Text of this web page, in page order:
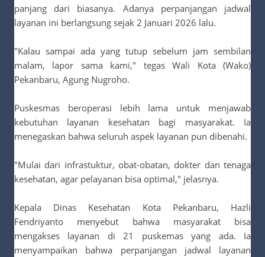
panjang dari biasanya. Adanya perpanjangan jadwal
layanan ini berlangsung sejak 2 Januari 2026 lalu.
"Kalau sampai ada yang tutup sebelum jam sembilan
malam, lapor sama kami," tegas Wali Kota (Wako)
Pekanbaru, Agung Nugroho.
Puskesmas beroperasi lebih lama untuk menjawab
kebutuhan layanan kesehatan bagi masyarakat. Ia
menegaskan bahwa seluruh aspek layanan pun dibenahi.
"Mulai dari infrastuktur, obat-obatan, dokter dan tenaga
kesehatan, agar pelayanan bisa optimal," jelasnya.
Kepala Dinas Kesehatan Kota Pekanbaru, Hazli
Fendriyanto menyebut bahwa masyarakat bisa
mengakses layanan di 21 puskemas yang ada. Ia
menyampaikan bahwa perpanjangan jadwal layanan